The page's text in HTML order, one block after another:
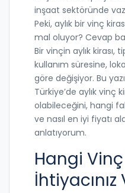
inşaat sektöründe
Peki, aylık bir vinç
mal oluyor? Cevap
Bir vinçin aylık kirası,
kullanım süresine,
göre değişiyor. Bu
Türkiye’de aylık vinç
olabileceğini, hangi
ve nasıl en iyi fiyatı
anlatıyorum.
Hangi
İhtiyacınız